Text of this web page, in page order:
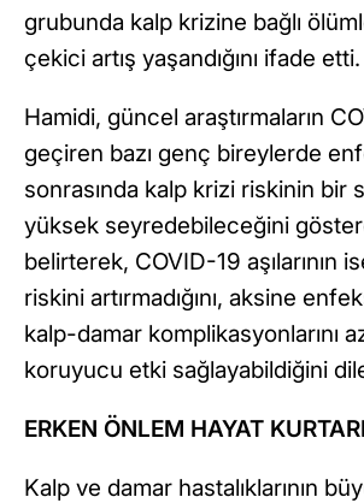
grubunda kalp krizine bağlı
çekici artış yaşandığını ifade etti.
Hamidi, güncel araştırmaların
geçiren bazı genç bireylerde
sonrasında kalp krizi riskinin bir
yüksek seyredebileceğini
belirterek, COVID-19 aşılarının
riskini artırmadığını, aksine
kalp-damar komplikasyonlarını
koruyucu etki sağlayabildiğini
ERKEN ÖNLEM HAYAT
Kalp ve damar hastalıklarının